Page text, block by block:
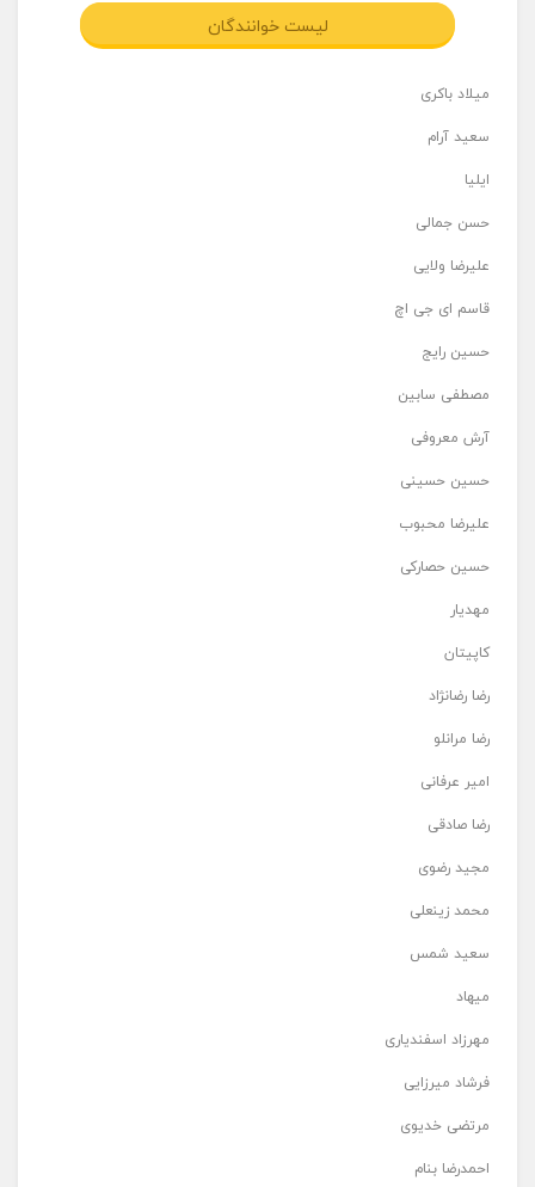
لیست خوانندگان
میلاد باکری
سعید آرام
ایلیا
حسن جمالی
علیرضا ولایی
قاسم ای جی اچ
حسین رایج
مصطفی سابین
آرش معروفی
حسین حسینی
علیرضا محبوب
حسین حصارکی
مهدیار
کاپیتان
رضا رضانژاد
رضا مرانلو
امیر عرفانی
رضا صادقی
مجید رضوی
محمد زینعلی
سعید شمس
میهاد
مهرزاد اسفندیاری
فرشاد میرزایی
مرتضی خدیوی
احمدرضا بنام